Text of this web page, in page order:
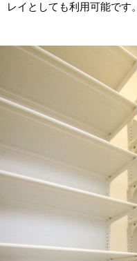
レイとしても利用可能です。